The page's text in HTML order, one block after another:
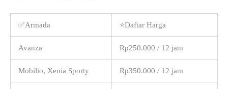
✅Armada ⭐Daftar Harga
Avanza Rp250.000 / 12 jam
Mobilio, Xenia Sporty Rp350.000 / 12 jam